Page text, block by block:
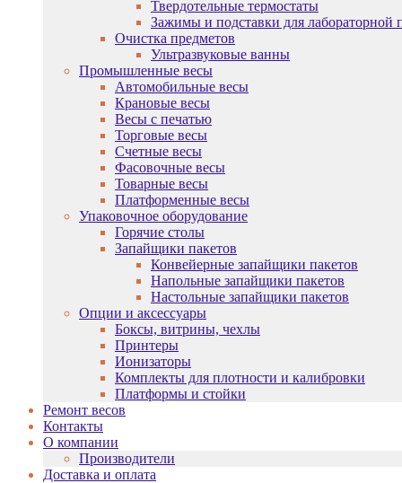
Твердотельные термостаты
Зажимы и подставки для лабораторной
Очистка предметов
Ультразвуковые ванны
Промышленные весы
Автомобильные весы
Крановые весы
Весы с печатью
Торговые весы
Счетные весы
Фасовочные весы
Товарные весы
Платформенные весы
Упаковочное оборудование
Горячие столы
Запайщики пакетов
Конвейерные запайщики пакетов
Напольные запайщики пакетов
Настольные запайщики пакетов
Опции и аксессуары
Боксы, витрины, чехлы
Принтеры
Ионизаторы
Комплекты для плотности и калибровки
Платформы и стойки
Ремонт весов
Контакты
О компании
Производители
Доставка и оплата